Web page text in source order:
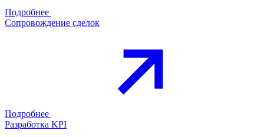
Подробнее
Сопровождение сделок
Подробнее
Разработка KPI